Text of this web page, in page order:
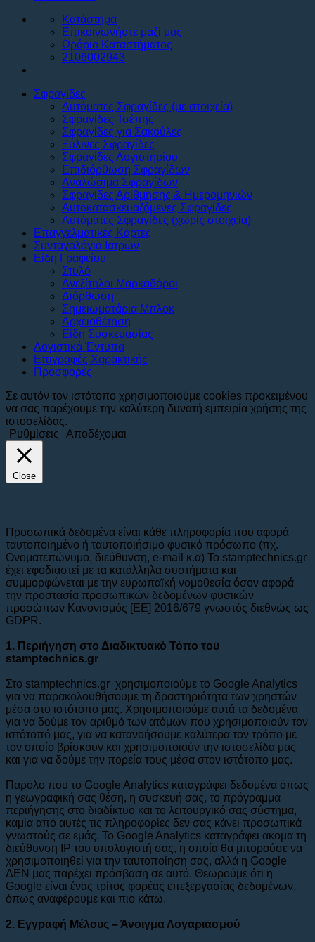
Κατάστημα
Επικοινωνήστε μαζί μας
Ωράριο Καταστήματος
2106002943
Σφραγίδες
Αυτόματες Σφραγίδες (με στοιχεία)
Σφραγίδες Τσέπης
Σφραγίδες για Σακούλες
Ξύλινες Σφραγίδες
Σφραγίδες Λογιστηρίου
Επιδιόρθωση Σφραγίδων
Αναλώσιμα Σφραγίδων
Σφραγίδες Αρίθμησης & Ημερομηνιών
Αυτοκατασκευαζόμενες Σφραγίδες
Αυτόματες Σφραγίδες (χωρίς στοιχεία)
Επαγγελματικές Κάρτες
Συνταγολόγια Ιατρών
Είδη Γραφείου
Στυλό
Ανεξίτηλοι Μαρκαδόροι
Διόρθωση
Σημειωματάρια Μπλοκ
Αρχειοθέτηση
Είδη Συσκευασίας
Λογιστικά Έντυπα
Επιγραφές Χαρακτικής
Προσφορές
Σε αυτόν τον ιστότοπο χρησιμοποιούμε cookies προκειμένου
να σας παρέχουμε την καλύτερη δυνατή εμπειρία χρήσης της
ιστοσελίδας.
Ρυθμίσεις
Αποδέχομαι
Close
Προσωπικά δεδομένα είναι κάθε πληροφορία που αφορά
ταυτοποιημένο ή ταυτοποιήσιμο φυσικό πρόσωπο (πχ.
Ονοματεπώνυμο, διεύθυνση, e-mail κ.α) To stamptechnics.gr
έχει εφοδιαστεί με τα κατάλληλα συστήματα και
συμμορφώνεται με την ευρωπαϊκή νομοθεσία όσον αφορά
την προστασία προσωπικών δεδομένων φυσικών
προσώπων Κανονισμός [ΕΕ] 2016/679 γνωστός διεθνώς ως
GDPR.
1. Περιήγηση στο Διαδικτυακό Τόπο του
stamptechnics.gr
Στο stamptechnics.gr χρησιμοποιούμε το Google Analytics
για να παρακολουθήσουμε τη δραστηριότητα των χρηστών
μέσα στο ιστότοπο μας. Χρησιμοποιούμε αυτά τα δεδομένα
για να δούμε τον αριθμό των ατόμων που χρησιμοποιούν τον
ιστότοπό μας, για να κατανοήσουμε καλύτερα τον τρόπο με
τον οποίο βρίσκουν και χρησιμοποιούν την ιστοσελίδα μας
και για να δούμε την πορεία τους μέσα στον ιστότοπο μας.
Παρόλο που το Google Analytics καταγράφει δεδομένα όπως
η γεωγραφική σας θέση, η συσκευή σας, το πρόγραμμα
περιήγησης στο διαδίκτυο και το λειτουργικό σας σύστημα,
καμία από αυτές τις πληροφορίες δεν σας κάνει προσωπικά
γνωστούς σε εμάς. Το Google Analytics καταγράφει ακομα τη
διεύθυνση IP του υπολογιστή σας, η οποία θα μπορούσε να
χρησιμοποιηθεί για την ταυτοποίηση σας, αλλά η Google
ΔΕΝ μας παρέχει πρόσβαση σε αυτό. Θεωρούμε ότι η
Google είναι ένας τρίτος φορέας επεξεργασίας δεδομένων,
όπως αναφέρουμε και πιο κάτω.
2. Εγγραφή Μέλους – Άνοιγμα Λογαριασμού